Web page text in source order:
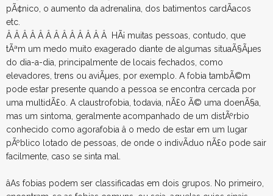
pÃ¢nico, o aumento da adrenalina, dos batimentos cardÃ­acos
etc.
Â Â Â Â Â Â Â Â Â Â Â Â Â HÃ¡ muitas pessoas, contudo, que
tÃªm um medo muito exagerado diante de algumas situaÃ§Ãµes
do dia-a-dia, principalmente de locais fechados, como
elevadores, trens ou aviÃµes, por exemplo. A fobia tambÃ©m
pode estar presente quando a pessoa se encontra cercada por
uma multidÃ£o. A claustrofobia, todavia, nÃ£o Ã© uma doenÃ§a,
mas um sintoma, geralmente acompanhado de um distÃºrbio
conhecido como agorafobia â o medo de estar em um lugar
pÃºblico lotado de pessoas, de onde o indivÃ­duo nÃ£o pode sair
facilmente, caso se sinta mal.
âAs fobias podem ser classificadas em dois grupos. No primeiro,